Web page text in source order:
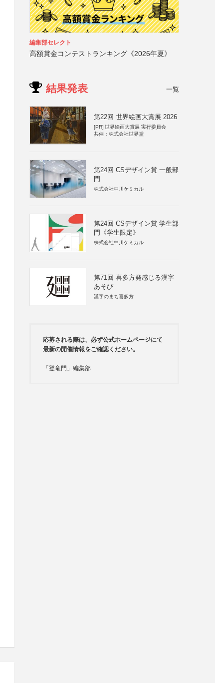
編集部セレクト
高額賞金コンテストランキング《2026年夏》
結果発表 一覧
第22回 世界絵画大賞展 2026
[PR] 世界絵画大賞展 実行委員会
共催：株式会社世界堂
第24回 CSデザイン賞 一般部
門
株式会社中川ケミカル
第24回 CSデザイン賞 学生部
門《学生限定》
株式会社中川ケミカル
第71回 喜多方発感じる漢字
あそび
漢字のまち喜多方
応募される際は、必ず公式ホームページにて
最新の開催情報をご確認ください。
「登竜門」編集部